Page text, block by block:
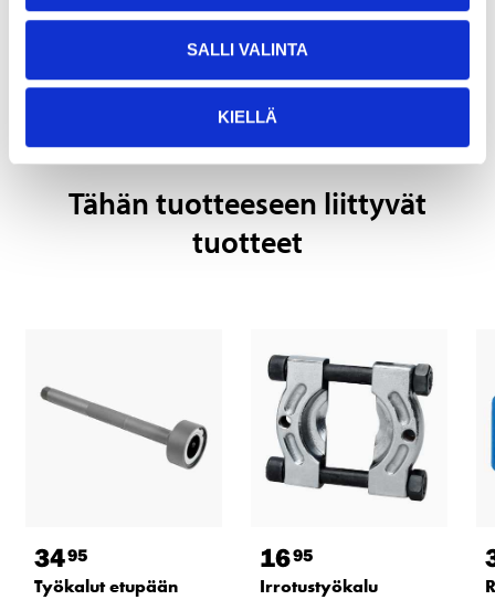
SALLI VALINTA
KIELLÄ
15-845
Tähän tuotteeseen liittyvät
tuotteet
3495
Työkalut etupään
1695
Irrotustyökalu